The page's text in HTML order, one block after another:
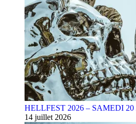
HELLFEST 2026 – SAMEDI
14 juillet 2026